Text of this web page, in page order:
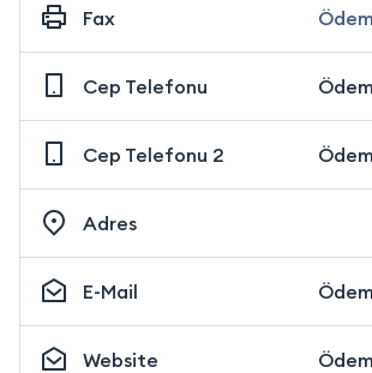
Fax
Cep Telefonu
Cep Telefonu 2
Adres
E-Mail
Website